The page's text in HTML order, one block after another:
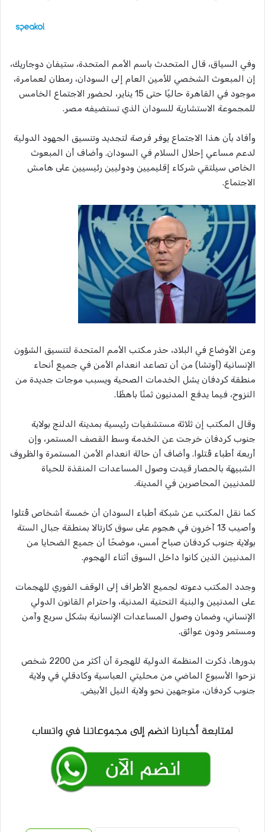
وفي السياق، قال المتحدث باسم الأمم المتحدة، ستيفان دوجاريك،
إن المبعوث الشخصي للأمين العام إلى السودان، رمطان لعمامرة،
موجود في القاهرة حاليًا حتى 15 يناير، لحضور الاجتماع الخامس
للمجموعة الاستشارية للسودان الذي تستضيفه مصر.
وأفاد بأن هذا الاجتماع يوفر فرصة لتجديد وتنسيق الجهود الدولية
لدعم مساعي إحلال السلام في السودان. وأضاف أن المبعوث
الخاص سيلتقي شركاء إقليميين ودوليين رئيسيين على هامش
الاجتماع.
وعن الأوضاع في البلاد، حذر مكتب الأمم المتحدة لتنسيق الشؤون
الإنسانية (أوتشا) من أن تصاعد انعدام الأمن في جميع أنحاء
منطقة كردفان يشل الخدمات الصحية ويسبب موجات جديدة من
النزوح، فيما يدفع المدنيون ثمنًا باهظًا.
وقال المكتب إن ثلاثة مستشفيات رئيسية بمدينة الدلنج بولاية
جنوب كردفان خرجت عن الخدمة وسط القصف المستمر، وإن
أربعة أطباء قُتلوا. وأضاف أن حالة انعدام الأمن المستمرة والظروف
الشبيهة بالحصار قيدت وصول المساعدات المنقذة للحياة
للمدنيين المحاصرين في المدينة.
كما نقل المكتب عن شبكة أطباء السودان أن خمسة أشخاص قُتلوا
وأصيب 13 آخرون في هجوم على سوق كارتالا بمنطقة جبال الستة
بولاية جنوب كردفان صباح أمس، موضحًا أن جميع الضحايا من
المدنيين الذين كانوا داخل السوق أثناء الهجوم.
وجدد المكتب دعوته لجميع الأطراف إلى الوقف الفوري للهجمات
على المدنيين والبنية التحتية المدنية، واحترام القانون الدولي
الإنساني، وضمان وصول المساعدات الإنسانية بشكل سريع وآمن
ومستمر ودون عوائق.
بدورها، ذكرت المنظمة الدولية للهجرة أن أكثر من 2200 شخص
نزحوا الأسبوع الماضي من محليتي العباسية وكادقلي في ولاية
جنوب كردفان، متوجهين نحو ولاية النيل الأبيض.